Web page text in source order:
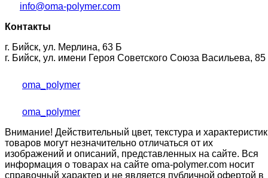
info@oma-polymer.com
Контакты
г. Бийск, ул. Мерлина, 63 Б
г. Бийск, ул. имени Героя Советского Союза Васильева, 85
oma_polymer
oma_polymer
Внимание! Действительный цвет, текстура и
товаров могут незначительно отличаться от их
изображений и описаний, представленных на сайте. Вся
информация о товарах на сайте oma-polymer.com носит
справочный характер и не является публичной офертой в